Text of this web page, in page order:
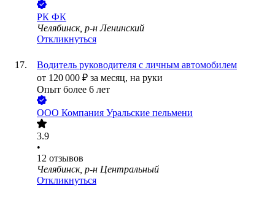
РК ФК
Челябинск, р-н Ленинский
Откликнуться
Водитель руководителя с личным автомобилем
от 120 000 ₽ за месяц, на руки
Опыт более 6 лет
ООО Компания Уральские пельмени
3.9
•
12 отзывов
Челябинск, р-н Центральный
Откликнуться